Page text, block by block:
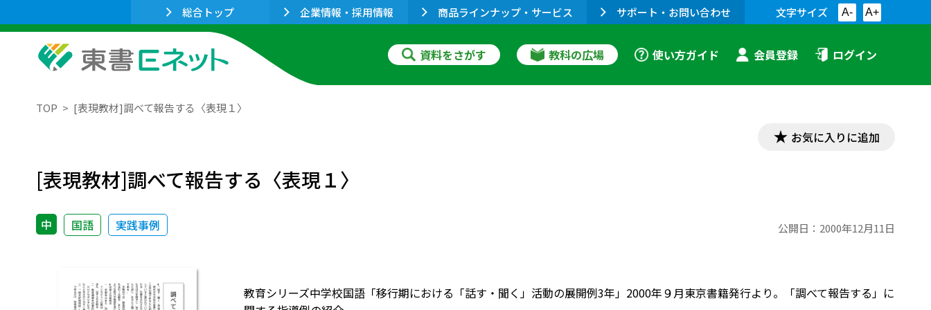
総合トップ 企業情報・採用情報 商品ラインナップ・サービス サポート・お問い合わせ 文字サイズ A- A+
資料をさがす 教科の広場 使い方ガイド 会員登録 ログイン
TOP [表現教材]調べて報告する〈表現１〉
お気に入りに追加
[表現教材]調べて報告する〈表現１〉
中 国語 実践事例 公開日： 2000年12月11日
教育シリーズ中学校国語「移行期における「話す・聞く」活動の展開例3年」2000年９月東京書籍発行より。「調べて報告する」に